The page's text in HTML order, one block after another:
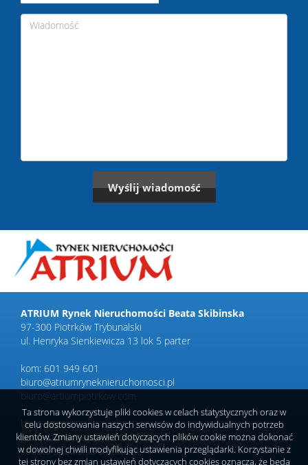
ATRIUM Rynek Nieruchomości Beata Skibinska
97-300 Piotrków Trybunalski
ul. Henryka Sienkiewicza 13 lok 5 parter
kom: 601 949 601
biuro@atriumryneknieruchomosci.pl
biuro@artiumpiotrkow.com
biuro czynne:
poniedziałek-piątek 9.00-17.00
sobota-spotkania umówione
Ta strona wykorzystuje pliki cookies w celach statystycznych oraz w
celu dostosowania naszych serwisów do indywidualnych potrzeb
klientów. Zmiany ustawień dotyczących plików cookie można dokonać
w dowolnej chwili modyfikując ustawienia przeglądarki. Korzystanie z
tej strony bez zmian ustawień dotyczących cookies oznacza, że będą